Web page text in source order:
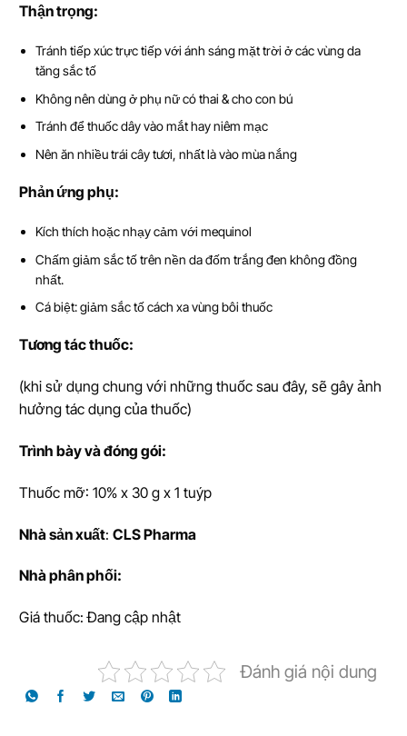
Thận trọng:
Tránh tiếp xúc trực tiếp với ánh sáng mặt trời ở các vùng da
tăng sắc tố
Không nên dùng ở phụ nữ có thai & cho con bú
Tránh để thuốc dây vào mắt hay niêm mạc
Nên ăn nhiều trái cây tươi, nhất là vào mùa nắng
Phản ứng phụ:
Kích thích hoặc nhạy cảm với mequinol
Chấm giảm sắc tố trên nền da đốm trắng đen không đồng
nhất.
Cá biệt: giảm sắc tố cách xa vùng bôi thuốc
Tương tác thuốc:
(khi sử dụng chung với những thuốc sau đây, sẽ gây ảnh
hưởng tác dụng của thuốc)
Trình bày và đóng gói:
Thuốc mỡ: 10% x 30 g x 1 tuýp
Nhà sản xuất: CLS Pharma
Nhà phân phối:
Giá thuốc: Đang cập nhật
Đánh giá nội dung